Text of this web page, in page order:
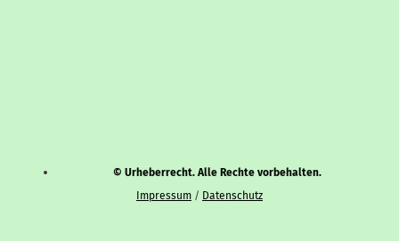
© Urheberrecht. Alle Rechte vorbehalten.
Impressum / Datenschutz